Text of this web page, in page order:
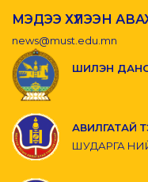
МЭДЭЭ ХҮЛЭЭН
news@must.edu.mn
ШИЛЭН
АВИЛГАТАЙ
ШУДАРГА